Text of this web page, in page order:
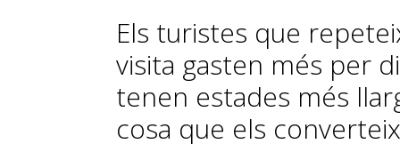
Els turistes que
visita gasten més per
tenen estades més
cosa que els